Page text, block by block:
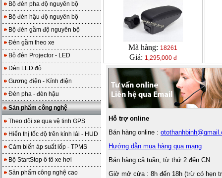
Bộ đèn pha độ nguyên bộ
Bộ đèn hậu độ nguyên bộ
Bộ đèn gầm độ nguyên bộ
Đèn gầm theo xe
Bộ đèn Projector - LED
Đèn LED độ
Gương điện - Kính điện
Đèn pha - đèn hậu
Sản phẩm công nghệ
Theo dõi xe qua vệ tinh GPS
Hiển thị tốc độ trên kính lái - HUD
Cảm biến áp suất lốp - TPMS
Bộ StartStop ô tô xe hơi
Sản phẩm công nghệ cao
Mã hàng: 18261
Giá: 1,295,000 đ
Hỗ trợ online
Bán hàng online :
Hướng dẫn mua hàng qua mạng
Bán hàng cả tuần, từ thứ 2 đến CN
Giờ mở cửa : 8h đến 18h (trừ có hẹn